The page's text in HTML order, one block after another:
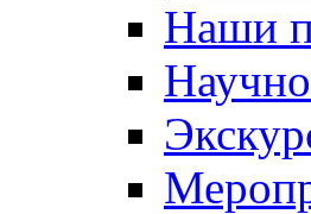
Наши